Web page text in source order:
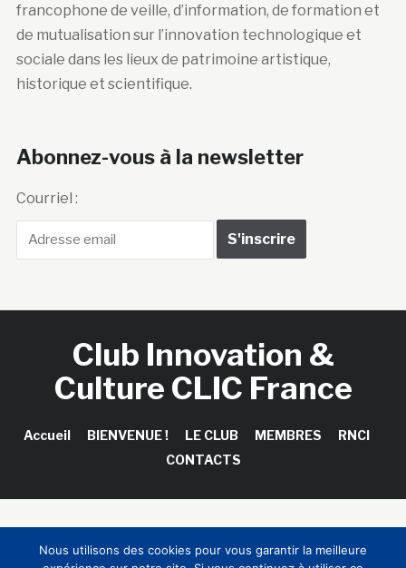
francophone de veille, d’information, de formation et
de mutualisation sur l’innovation technologique et
sociale dans les lieux de patrimoine artistique,
historique et scientifique.
Abonnez-vous à la newsletter
Courriel :
Club Innovation &
Culture CLIC France
Accueil BIENVENUE ! LE CLUB MEMBRES
RNCI
CONTACTS
Sinapses Conseils
Nous utilisons des cookies pour vous garantir la meilleure